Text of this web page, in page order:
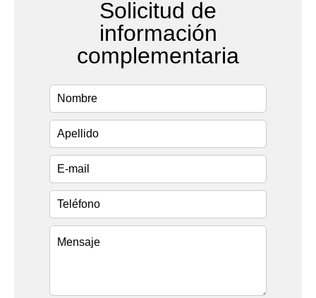
Solicitud de
información
complementaria